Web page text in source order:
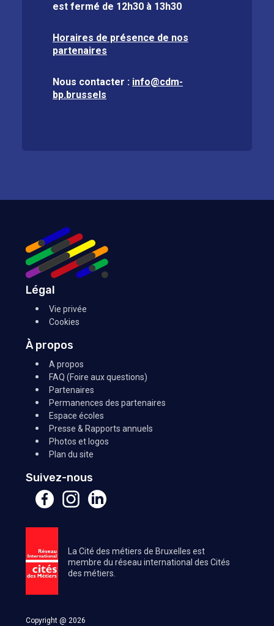
est fermé de 12h30 à 13h30
Horaires de présence de nos
partenaires
Nous contacter : info@cdm-
bp.brussels
Légal
Vie privée
Cookies
À propos
A propos
FAQ (Foire aux questions)
Partenaires
Permanences des partenaires
Espace écoles
Presse & Rapports annuels
Photos et logos
Plan du site
Suivez-nous
La Cité des métiers de Bruxelles est
membre du réseau international des Cités
des métiers.
Copyright @ 2026